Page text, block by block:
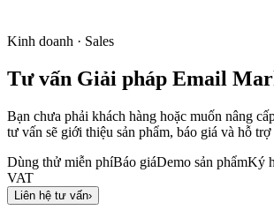
Kinh doanh · Sales
Tư vấn Giải pháp Email
Bạn chưa phải khách hàng hoặc muốn nâng
tư vấn sẽ giới thiệu sản phẩm, báo giá và hỗ
Dùng thử miễn phíBáo giáDemo sản phẩmKý
VAT
Liên hệ tư vấn›